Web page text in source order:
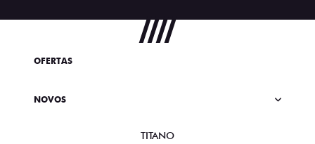
OFERTAS
NOVOS
TITANO